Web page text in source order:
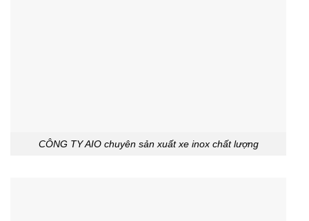
CÔNG TY AIO chuyên sản xuất xe inox chất lượng